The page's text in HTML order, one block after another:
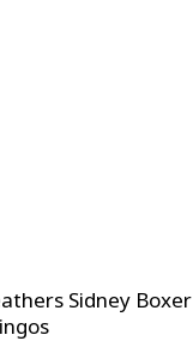
Sidney Boxer